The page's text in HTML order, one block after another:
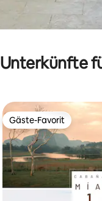
Unterkünfte
Gäste-Favorit
Gäste-Favorit